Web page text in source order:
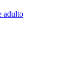
adulto